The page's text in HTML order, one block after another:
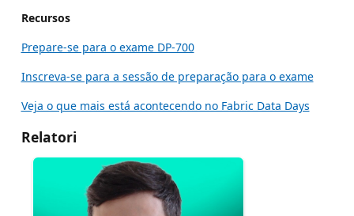
Recursos
Prepare-se para o exame DP-700
Inscreva-se para a sessão de preparação para o exame
Veja o que mais está acontecendo no Fabric Data Days
Relatori